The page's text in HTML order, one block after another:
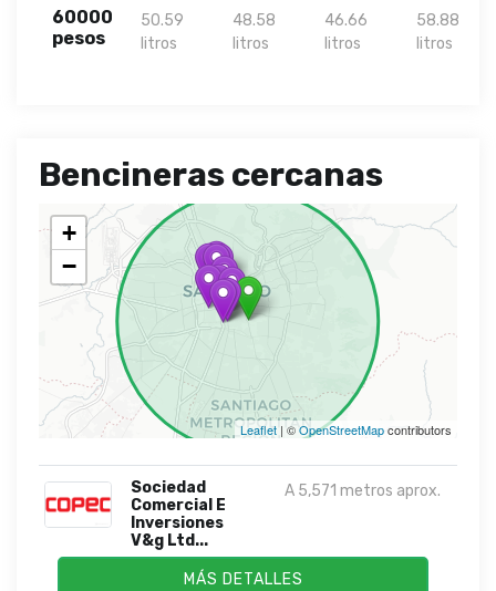
60000
pesos
50.59
litros
48.58
litros
46.66
litros
58.88
litros
Bencineras cercanas
+
−
Leaflet | ©OpenStreetMapcontributors
Sociedad
Comercial E
Inversiones
V&g Ltd...
A 5,571 metros aprox.
MÁS DETALLES